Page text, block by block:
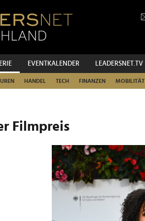
EVENTKALENDER LEADERSNET.TV
HANDEL TECH FINANZEN MOBILITÄT
Filmpreis